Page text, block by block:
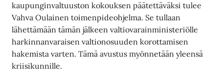
kaupunginvaltuuston kokouksen päätettäväksi tulee
Vahva Oulainen toimenpideohjelma. Se tullaan
lähettämään tämän jälkeen valtiovarainministeriölle
harkinnanvaraisen valtionosuuden korottamisen
hakemista varten. Tämä avustus myönnetään yleensä
kriisikunnille.